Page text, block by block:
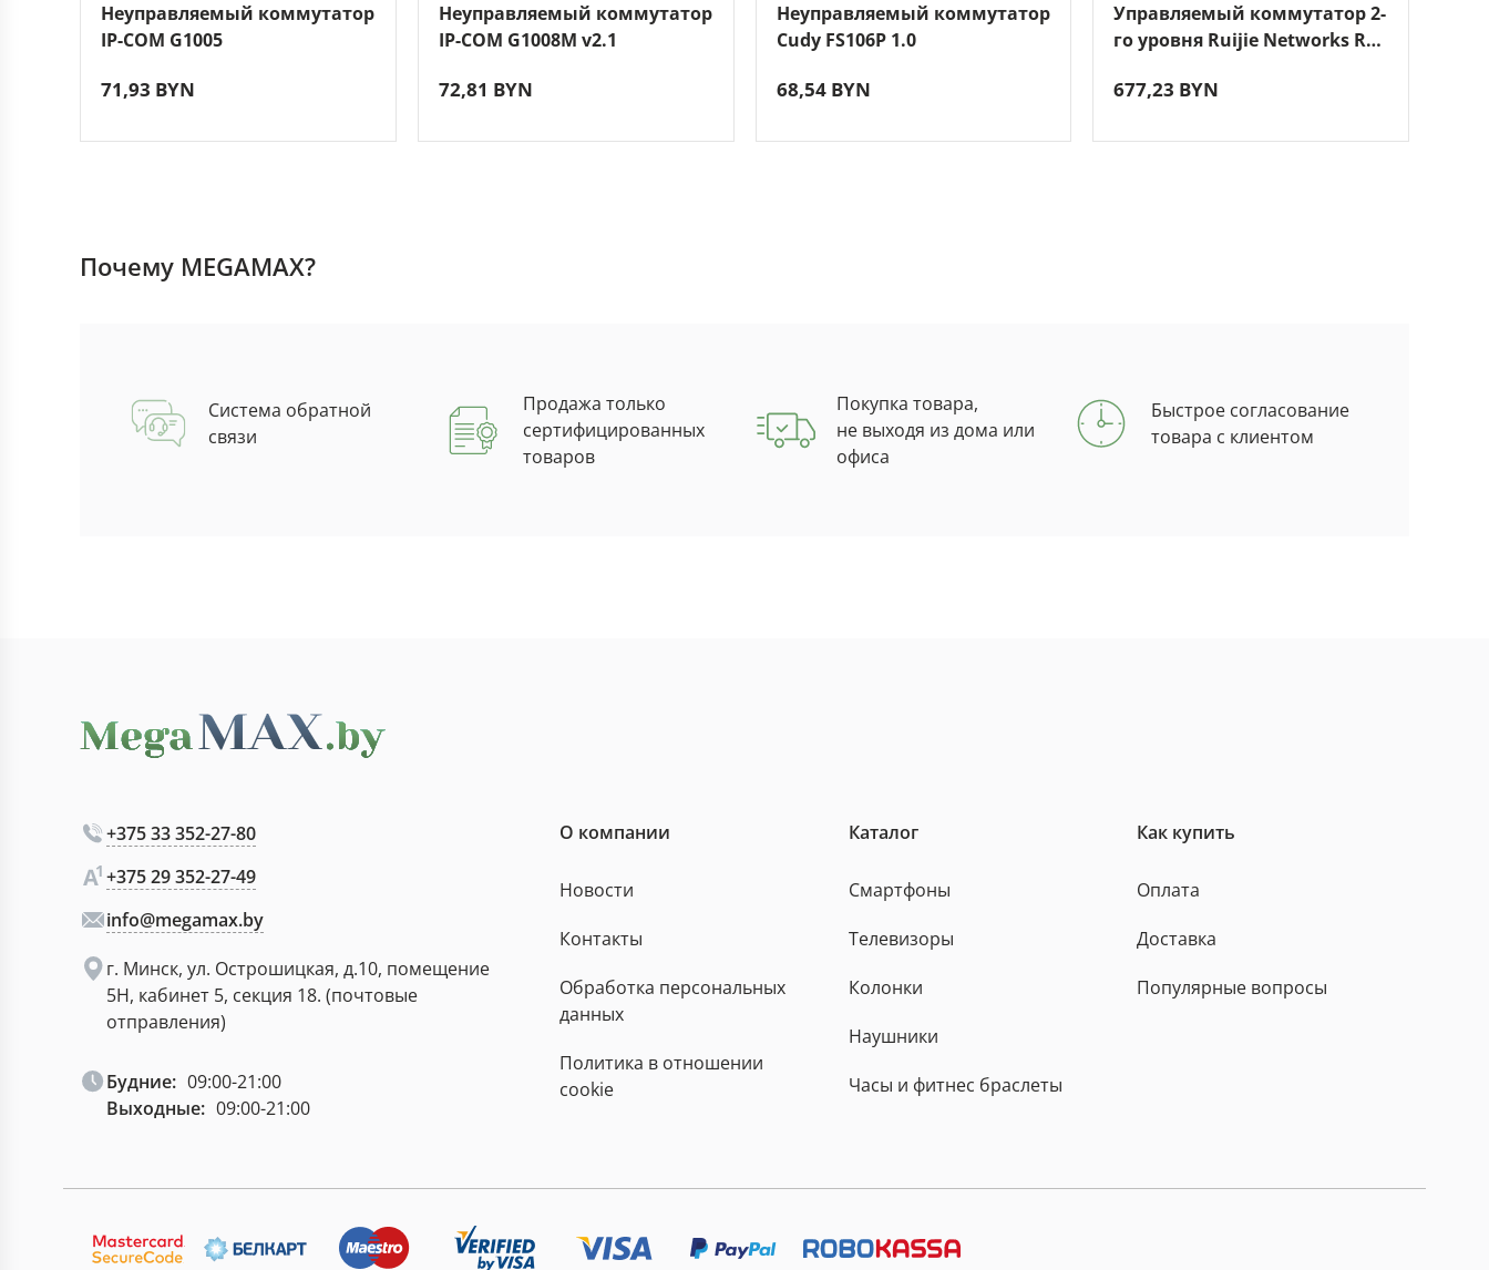
Неуправляемый коммутатор
IP-COM G1005
71,93 BYN
Неуправляемый коммутатор
IP-COM G1008M v2.1
72,81 BYN
Неуправляемый коммутатор
Cudy FS106P 1.0
68,54 BYN
Управляемый коммутатор 2-
го уровня Ruijie Networks RG-
677,23 BYN
Почему MEGAMAX?
Система обратной
связи
Продажа только
сертифицированных
товаров
Покупка товара,
не выходя из дома или
офиса
Быстрое согласование
товара с клиентом
+375 33 352-27-80
+375 29 352-27-49
info@megamax.by
г. Минск, ул. Острошицкая, д.10, помещение
5Н, кабинет 5, секция 18. (почтовые
отправления)
Будние: 09:00-21:00
Выходные: 09:00-21:00
О компании
Новости
Контакты
Обработка персональных
данных
Политика в отношении
cookie
Каталог
Смартфоны
Телевизоры
Колонки
Наушники
Часы и фитнес браслеты
Как купить
Оплата
Доставка
Популярные вопросы